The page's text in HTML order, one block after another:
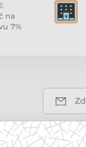
na
7%
Přihlášením